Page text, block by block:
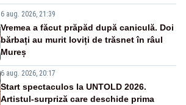
6 aug. 2026, 21:39
Vremea a făcut prăpăd după caniculă. Doi
bărbați au murit loviți de trăsnet în râul
Mureș
6 aug. 2026, 20:17
Start spectaculos la UNTOLD 2026.
Artistul-surpriză care deschide prima